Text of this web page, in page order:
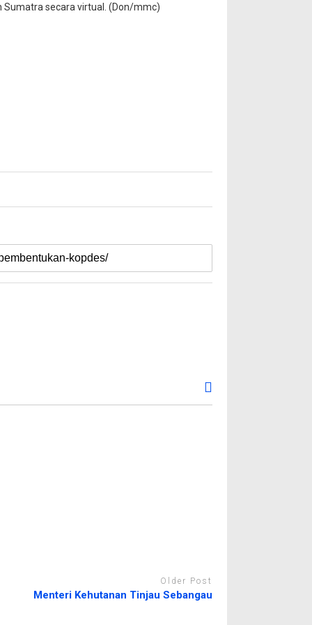
Sumatra secara virtual. (Don/mmc)
Older Post
Menteri Kehutanan Tinjau Sebangau